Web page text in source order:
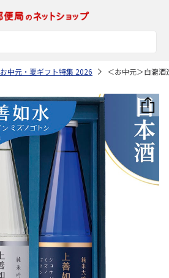
お中元・夏ギフト特集 2026 ＜お中元＞白瀧